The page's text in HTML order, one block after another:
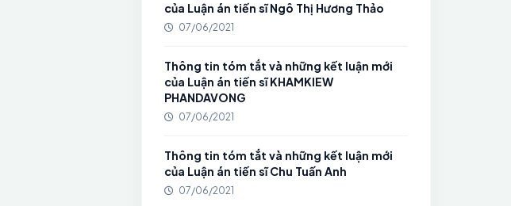
của Luận án tiến sĩ Ngô Thị Hương Thảo
07/06/2021
Thông tin tóm tắt và những kết luận mới
của Luận án tiến sĩ KHAMKIEW
PHANDAVONG
07/06/2021
Thông tin tóm tắt và những kết luận mới
của Luận án tiến sĩ Chu Tuấn Anh
07/06/2021